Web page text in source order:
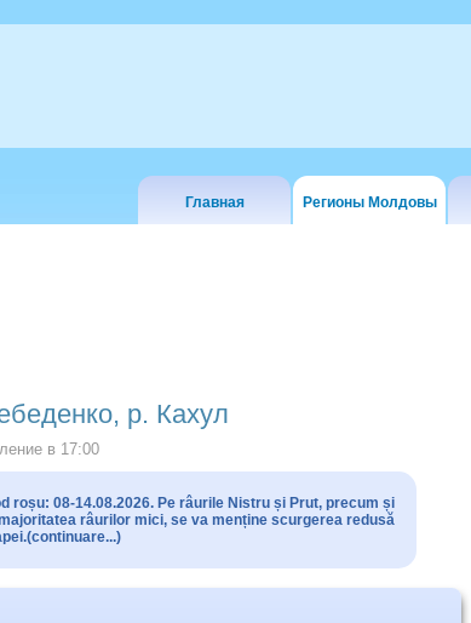
Главная Регионы Молдовы
р. Кахул
в 17:00
roșu: 08-14.08.2026. Pe râurile Nistru și Prut, precum și
râurilor mici, se va menține scurgerea redusă